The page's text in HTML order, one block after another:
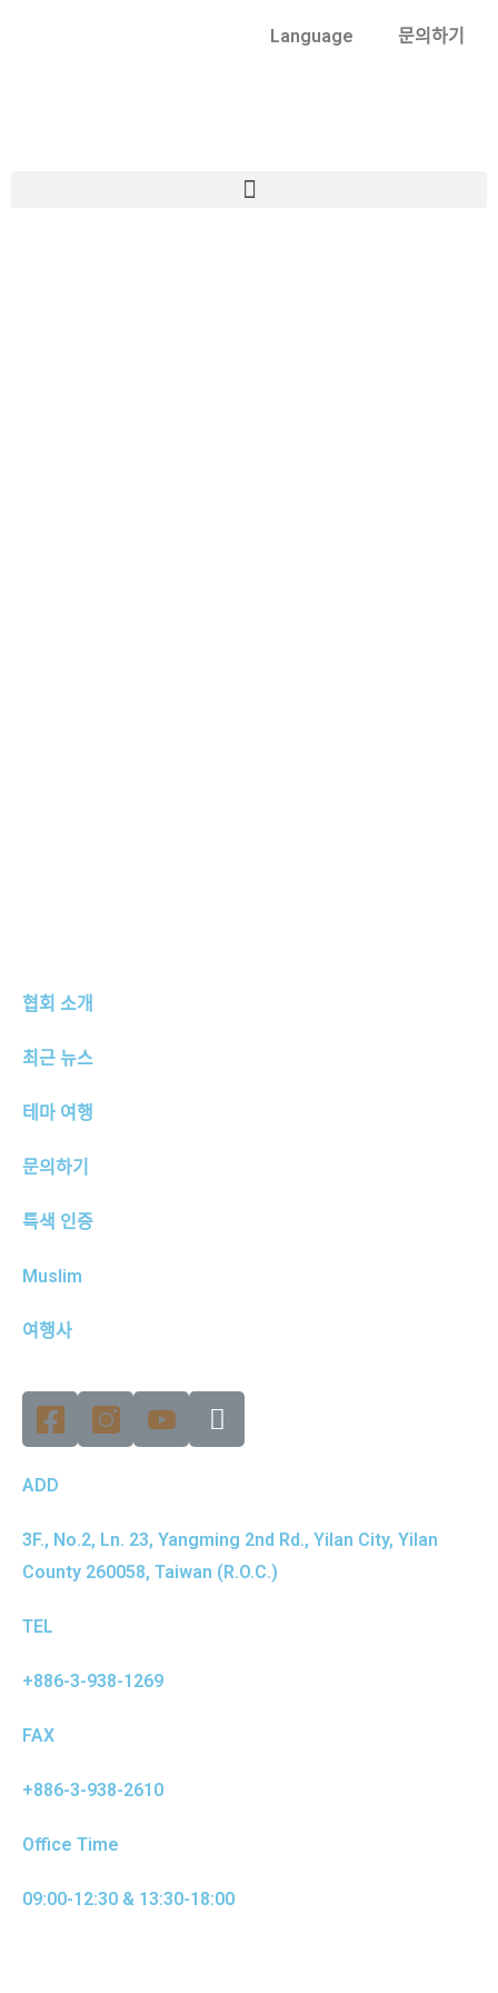
Language 문의하기
협회 소개
최근 뉴스
테마 여행
문의하기
특색 인증
Muslim
여행사
ADD
3F., No.2, Ln. 23, Yangming 2nd Rd., Yilan City, Yilan
County 260058, Taiwan (R.O.C.)
TEL
+886-3-938-1269
FAX
+886-3-938-2610
Office Time
09:00-12:30 & 13:30-18:00